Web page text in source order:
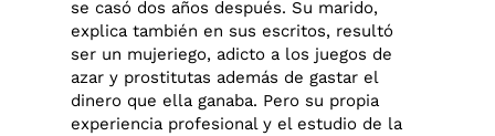
se casó dos años después. Su marido,
explica también en sus escritos, resultó
ser un mujeriego, adicto a los juegos de
azar y prostitutas además de gastar el
dinero que ella ganaba. Pero su propia
experiencia profesional y el estudio de la